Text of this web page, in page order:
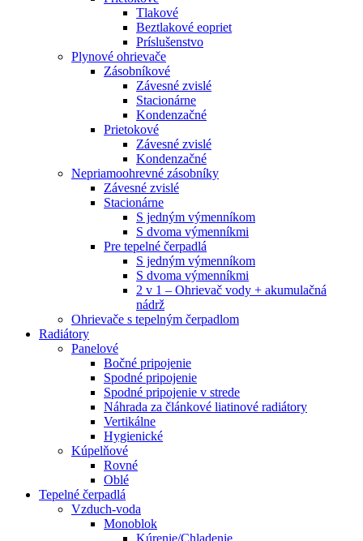
Tlakové
Beztlakové eopriet
Príslušenstvo
Plynové ohrievače
Zásobníkové
Závesné zvislé
Stacionárne
Kondenzačné
Prietokové
Závesné zvislé
Kondenzačné
Nepriamoohrevné zásobníky
Závesné zvislé
Stacionárne
S jedným výmenníkom
S dvoma výmenníkmi
Pre tepelné čerpadlá
S jedným výmenníkom
S dvoma výmenníkmi
2 v 1 – Ohrievač vody + akumulačná
nádrž
Ohrievače s tepelným čerpadlom
Radiátory
Panelové
Bočné pripojenie
Spodné pripojenie
Spodné pripojenie v strede
Náhrada za článkové liatinové radiátory
Vertikálne
Hygienické
Kúpelňové
Rovné
Oblé
Tepelné čerpadlá
Vzduch-voda
Monoblok
Kúrenie/Chladenie